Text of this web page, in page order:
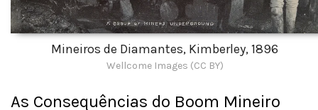
Mineiros de Diamantes, Kimberley, 1896
Wellcome Images (CC BY)
As Consequências do Boom Mineiro